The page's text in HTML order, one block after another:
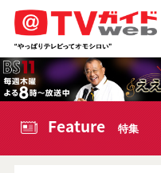
Feature 特集